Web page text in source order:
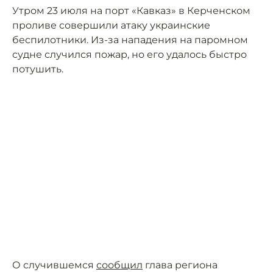
Утром 23 июля на порт «Кавказ» в Керченском
проливе совершили атаку украинские
беспилотники. Из-за нападения на паромном
судне случился пожар, но его удалось быстро
потушить.
О случившемся сообщил глава региона